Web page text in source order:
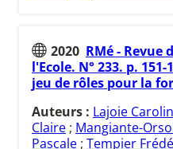
2020 RMé -
l'Ecole. N° 233. p.
jeu de rôles pour la
Auteurs : Lajoie
Claire ; Mangiante-
Pascale ; Tempier